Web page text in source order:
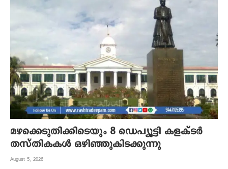
മഴക്കെടുതിക്കിടെയും 8 ഡെപ്യൂട്ടി കളക്ടർ
തസ്തികകൾ ഒഴിഞ്ഞുകിടക്കുന്നു
August 5, 2026